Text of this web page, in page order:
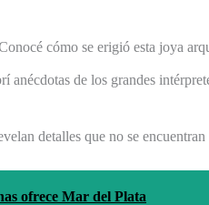
cómo se erigió esta joya
anécdotas de los grandes
detalles que no se
ofrece Mar del Plata